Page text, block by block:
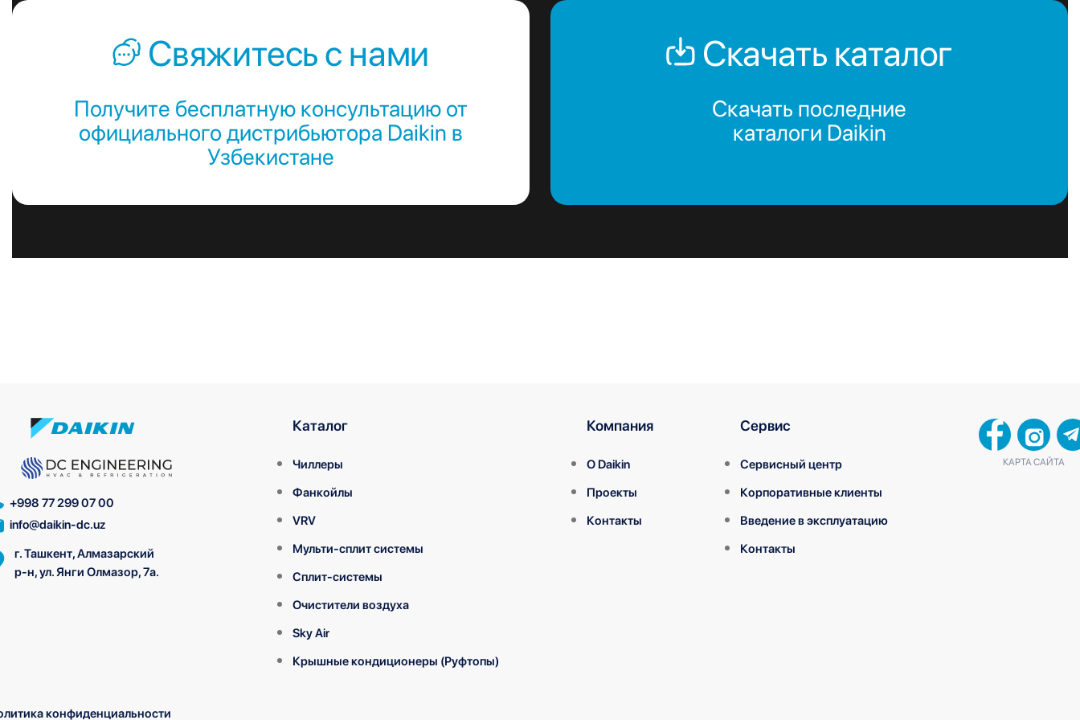
Свяжитесь с нами
Получите бесплатную консультацию от
официального дистрибьютора Daikin в
Узбекистане
Скачать каталог
Скачать последние
каталоги Daikin
+998 77 299 07 00
info@daikin-dc.uz
г. Ташкент, Алмазарский
р-н, ул. Янги Олмазор, 7а.
Каталог
Чиллеры
Фанкойлы
VRV
Мульти-сплит системы
Сплит-системы
Очистители воздуха
Sky Air
Крышные кондиционеры (Руфтопы)
Компания
О Daikin
Проекты
Контакты
Сервис
Сервисный центр
Корпоративные клиенты
Введение в эксплуатацию
Контакты
КАРТА САЙТА
конфиденциальности